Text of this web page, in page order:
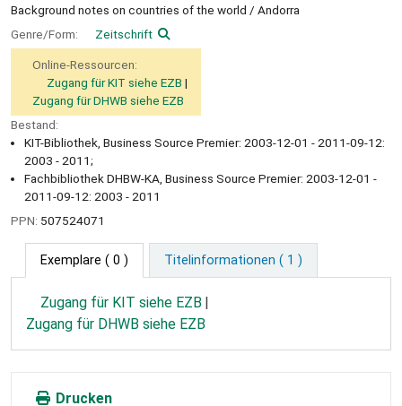
Background notes on countries of the world / Andorra
Genre/Form:
Zeitschrift
Online-Ressourcen:
Zugang für KIT siehe EZB
Zugang für DHWB siehe EZB
Bestand:
KIT-Bibliothek, Business Source Premier: 2003-12-01 - 2011-09-12:
2003 - 2011;
Fachbibliothek DHBW-KA, Business Source Premier: 2003-12-01 -
2011-09-12: 2003 - 2011
PPN: 507524071
Exemplare ( 0 ) Titelinformationen ( 1 )
Zugang für KIT siehe EZB
Zugang für DHWB siehe EZB
Drucken